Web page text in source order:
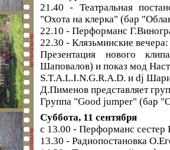
21.40 - Театральная
"Охота на клерка" (бар
22.10 - Перформанс
22.30 - Клязьминские вечера:
Презентация нового
Шаповалов) и показ мод
S.T.A.L.I.N.G.R.A.D. и dj
Д.Пименов представляет
Группа "Good jumper" (бар
Суббота, 11 сентября
с 13.00 - Перформанс сестер
13.30 - Радиопостановка